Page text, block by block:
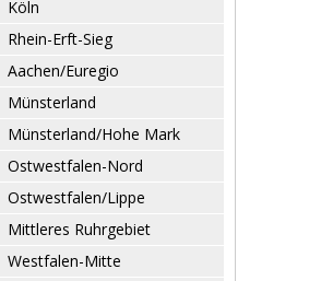
Köln
Rhein-Erft-Sieg
Aachen/Euregio
Münsterland
Münsterland/Hohe Mark
Ostwestfalen-Nord
Ostwestfalen/Lippe
Mittleres Ruhrgebiet
Westfalen-Mitte